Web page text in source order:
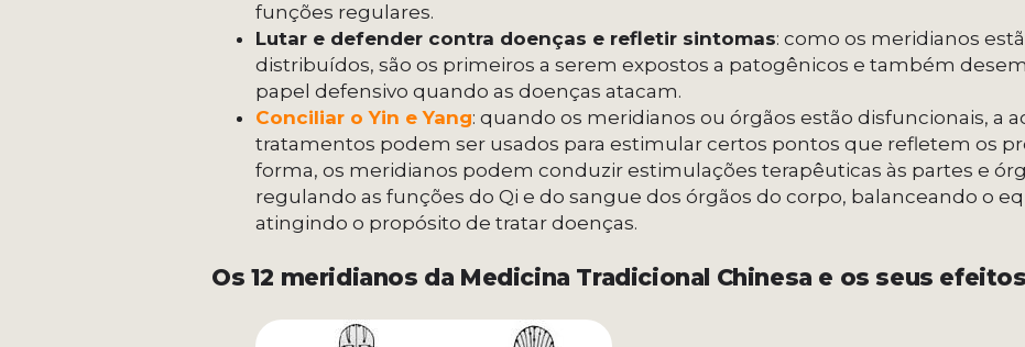
funções regulares.
Lutar e defender contra doenças e refletir sintomas: como os meridianos
distribuídos, são os primeiros a serem expostos a patogênicos e também
papel defensivo quando as doenças atacam.
Conciliar o Yin e Yang: quando os meridianos ou órgãos estão disfuncionais, a
tratamentos podem ser usados para estimular certos pontos que refletem os
forma, os meridianos podem conduzir estimulações terapêuticas às partes e
regulando as funções do Qi e do sangue dos órgãos do corpo, balanceando o
atingindo o propósito de tratar doenças.
Os 12 meridianos da Medicina Tradicional Chinesa e os seus